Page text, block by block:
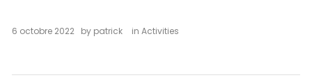
6 octobre 2022 by patrick in Activities